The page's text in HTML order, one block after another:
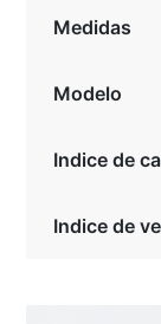
Medidas
Modelo
Indice de
Indice de